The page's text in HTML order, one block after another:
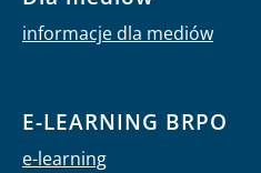
informacje dla mediów
E-LEARNING BRPO
e-learning